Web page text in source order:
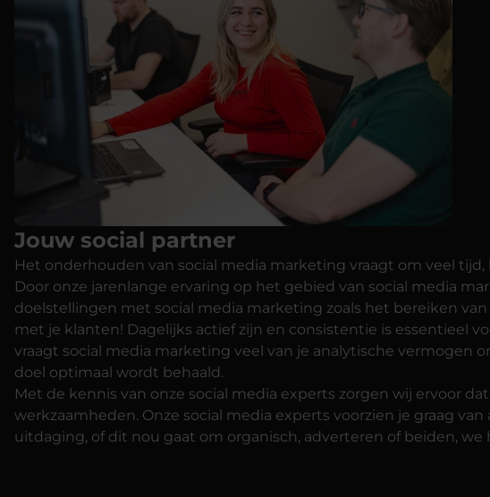
Jouw social partner
Het onderhouden van social media marketing vraagt om veel
Door onze jarenlange ervaring op het gebied van social media
doelstellingen met social media marketing zoals het bereiken
met je klanten! Dagelijks actief zijn en consistentie is essentieel
vraagt social media marketing veel van je analytische vermogen
doel optimaal wordt behaald.
Met de kennis van onze social media experts zorgen wij ervoor
werkzaamheden. Onze social media experts voorzien je graag
uitdaging, of dit nou gaat om organisch, adverteren of beiden,